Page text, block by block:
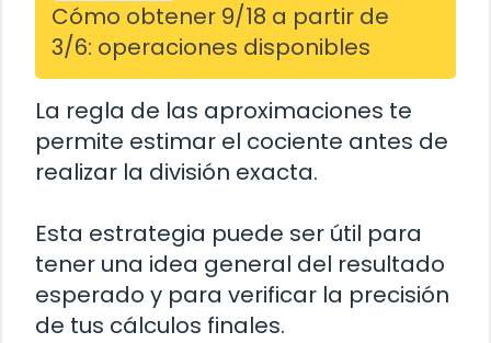
Cómo obtener 9/18 a partir de
3/6: operaciones disponibles
La regla de las aproximaciones te
permite estimar el cociente antes de
realizar la división exacta.
Esta estrategia puede ser útil para
tener una idea general del resultado
esperado y para verificar la precisión
de tus cálculos finales.